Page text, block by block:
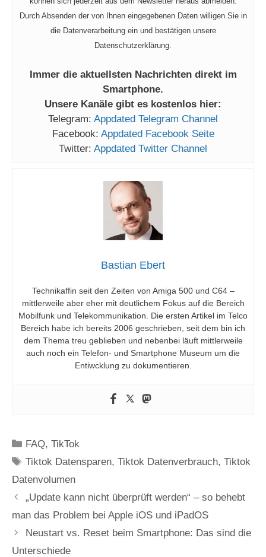
Durch Absenden der von Ihnen eingegebenen Daten willigen Sie in
die Datenverarbeitung ein und bestätigen unsere
Datenschutzerklärung.
Immer die aktuellsten Nachrichten direkt im
Smartphone.
Unsere Kanäle gibt es kostenlos hier:
Telegram: Appdated Telegram Channel
Facebook: Appdated Facebook Seite
Twitter: Appdated Twitter Channel
Bastian Ebert
Technikaffin seit den Zeiten von Amiga 500 und C64 –
mittlerweile aber eher mit deutlichem Fokus auf die Bereich
Mobilfunk und Telekommunikation. Die ersten Artikel im Telco
Bereich habe ich bereits 2006 geschrieben, seit dem bin ich
dem Thema treu geblieben und nebenbei läuft mittlerweile
auch noch ein Telefon- und Smartphone Museum um die
Entiwcklung zu dokumentieren.
Kategorien
FAQ,TikTok
Schlagwörter
Tiktok Datensparen,Tiktok Datenverbrauch,Tiktok
Datenvolumen
„Update kann nicht überprüft werden“ – so behebt
man das Problem bei Apple iOS und iPadOS
Neustart vs. Reset beim Smartphone: Das sind die
Unterschiede